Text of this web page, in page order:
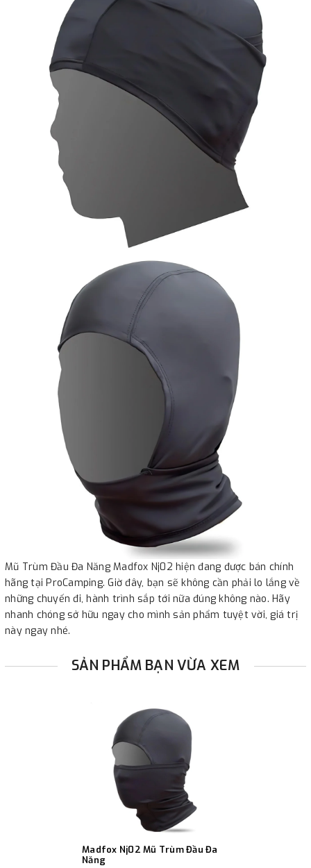
Mũ Trùm Đầu Đa Năng Madfox Nj02 hiện đang được bán chính
hãng tại ProCamping. Giờ đây, bạn sẽ không cần phải lo lắng về
những chuyến đi, hành trình sắp tới nữa đúng không nào. Hãy
nhanh chóng sở hữu ngay cho mình sản phẩm tuyệt vời, giá trị
này ngay nhé.
SẢN PHẨM BẠN VỪA XEM
Madfox Nj02 Mũ Trùm Đầu Đa
Năng